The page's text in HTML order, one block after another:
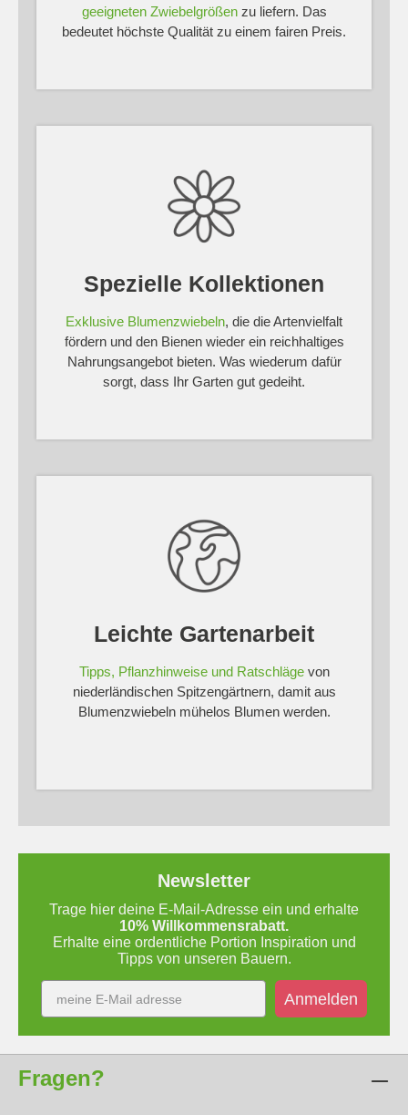
geeigneten Zwiebelgrößenzu liefern. Das
bedeutet höchste Qualität zu einem fairen Preis.
Spezielle Kollektionen
Exklusive Blumenzwiebeln, die die Artenvielfalt
fördern und den Bienen wieder ein reichhaltiges
Nahrungsangebot bieten. Was wiederum dafür
sorgt, dass Ihr Garten gut gedeiht.
Leichte Gartenarbeit
Tipps, Pflanzhinweise und Ratschlägevon
niederländischen Spitzengärtnern, damit aus
Blumenzwiebeln mühelos Blumen werden.
Newsletter
Trage hier deine E-Mail-Adresse ein und erhalte
10% Willkommensrabatt.
Erhalte eine ordentliche Portion Inspiration und
Tipps von unseren Bauern.
Anmelden
Fragen?